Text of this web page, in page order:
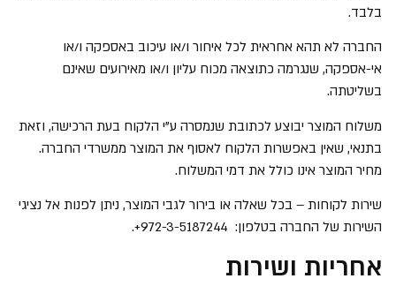
בלבד.
החברה לא תהא אחראית לכל איחור ו/או עיכוב באספקה ו/או
אי-אספקה, שנגרמה כתוצאה מכוח עליון ו/או מאירועים שאינם
בשליטתה.
משלוח המוצר יבוצע לכתובת שנמסרה ע"י הלקוח בעת הרכישה, וזאת
בתנאי, שאין באפשרות הלקוח לאסוף את המוצר ממשרדי החברה.
מחיר המוצר אינו כולל את דמי המשלוח.
שירות לקוחות – בכל שאלה או בירור לגבי המוצר, ניתן לפנות אל נציגי
השירות של החברה בטלפון: +972-3-5187244
.
אחריות ושירות